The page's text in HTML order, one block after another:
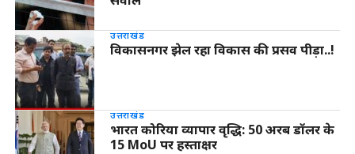
उत्तराखंड
विकासनगर झेल रहा विकास की प्रसव पीड़ा..!
उत्तराखंड
भारत कोरिया व्यापार वृद्धि: 50 अरब डॉलर के
15 MoU पर हस्ताक्षर